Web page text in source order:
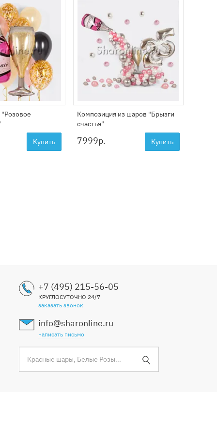
Купить
Композиция из шаров "Брызги
счастья"
7999р. Купить
+7 (495) 215-56-05
КРУГЛОСУТОЧНО 24/7
заказать звонок
info@sharonline.ru
написать письмо